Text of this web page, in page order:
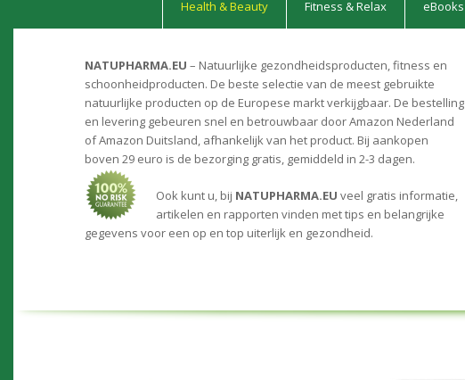
Health & Beauty Fitness & Relax eBooks
NATUPHARMA.EU – Natuurlijke gezondheidsproducten, fitness en
schoonheidproducten. De beste selectie van de meest gebruikte
natuurlijke producten op de Europese markt verkijgbaar. De bestelling
en levering gebeuren snel en betrouwbaar door Amazon Nederland
of Amazon Duitsland, afhankelijk van het product. Bij aankopen
boven 29 euro is de bezorging gratis, gemiddeld in 2-3 dagen.
Ook kunt u, bij NATUPHARMA.EU veel gratis informatie,
artikelen en rapporten vinden met tips en belangrijke
gegevens voor een op en top uiterlijk en gezondheid.